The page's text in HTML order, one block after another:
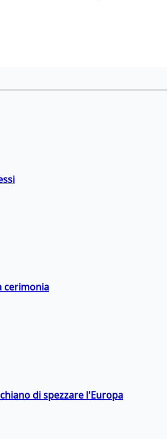
cerimonia
di spezzare l'Europa